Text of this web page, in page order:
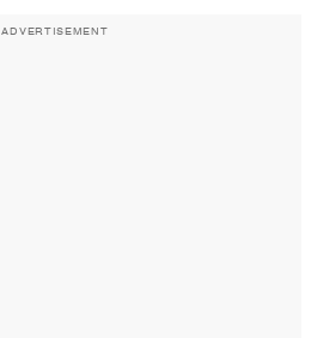
ADVERTISEMENT